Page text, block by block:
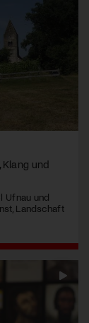
und
Ufnau und
Landschaft